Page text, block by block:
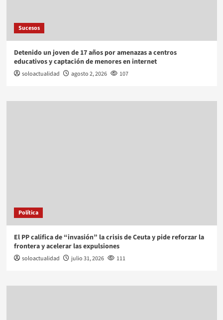
Sucesos
Detenido un joven de 17 años por amenazas a centros
educativos y captación de menores en internet
soloactualidad agosto 2, 2026 107
Política
El PP califica de “invasión” la crisis de Ceuta y pide reforzar la
frontera y acelerar las expulsiones
soloactualidad julio 31, 2026 111